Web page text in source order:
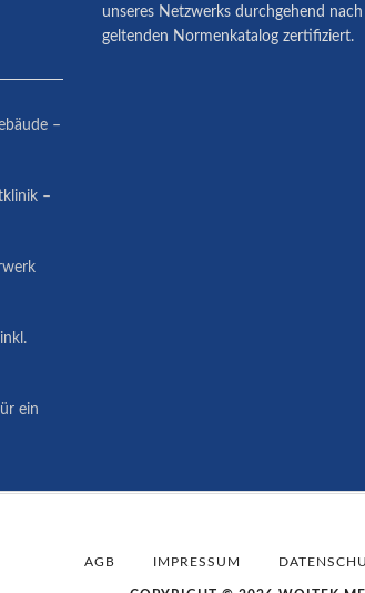
–
–
ein
unseres Netzwerks durchgehend
geltenden Normenkatalog zertifiziert.
AGB IMPRESSUM